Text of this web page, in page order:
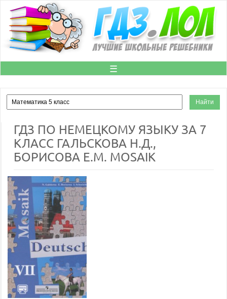
☰
ГДЗ ПО НЕМЕЦКОМУ ЯЗЫКУ ЗА 7
КЛАСС ГАЛЬСКОВА Н.Д.,
БОРИСОВА Е.М. MOSAIK